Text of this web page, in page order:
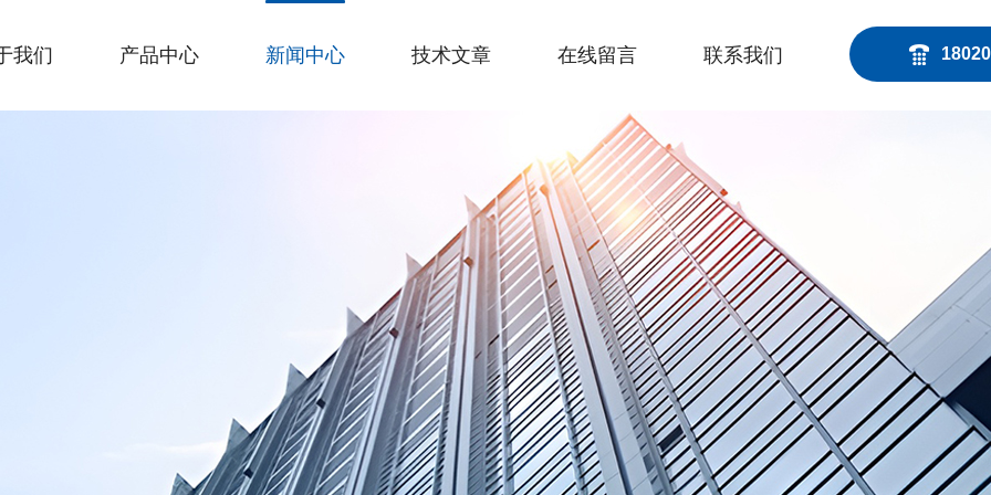
我们 产品中心 新闻中心 技术文章 在线留言 联系我们